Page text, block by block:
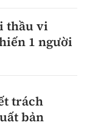
thầu vi
1 người
trách
bản